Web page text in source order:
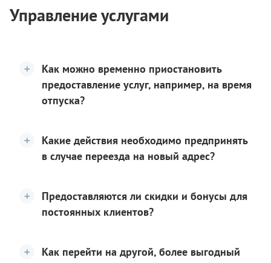
Управление услугами
Как можно временно приостановить
предоставление услуг, например, на время
отпуска?
Какие действия необходимо предпринять
в случае переезда на новый адрес?
Предоставляются ли скидки и бонусы для
постоянных клиентов?
Как перейти на другой, более выгодный